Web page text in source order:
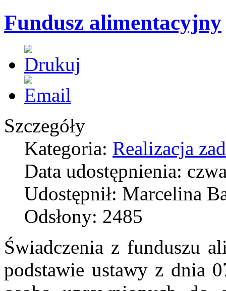
Fundusz alimentacyjny
Szczegóły
Kategoria: Realizacja
Data udostępnienia:
Udostępnił: Marcelina
Odsłony: 2485
Świadczenia z funduszu
podstawie ustawy z dnia